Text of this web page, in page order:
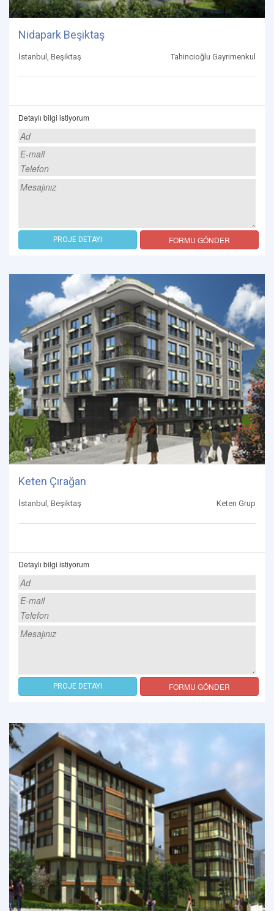
Nidapark Beşiktaş
İstanbul, Beşiktaş Tahincioğlu Gayrimenkul
Detaylı bilgi istiyorum
PROJE DETAYI FORMU GÖNDER
Keten Çırağan
İstanbul, Beşiktaş Keten Grup
Detaylı bilgi istiyorum
PROJE DETAYI FORMU GÖNDER